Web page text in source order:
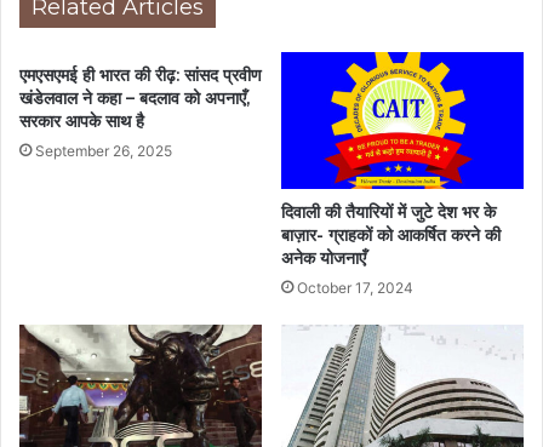
Related Articles
एमएसएमई ही भारत की रीढ़: सांसद प्रवीण
खंडेलवाल ने कहा – बदलाव को अपनाएँ,
सरकार आपके साथ है
September 26, 2025
दिवाली की तैयारियों में जुटे देश भर के
बाज़ार- ग्राहकों को आकर्षित करने की
अनेक योजनाएँ
October 17, 2024